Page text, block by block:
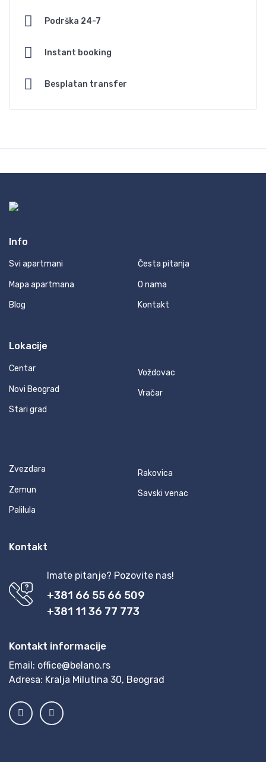
Podrška 24-7
Instant booking
Besplatan transfer
Info
Svi apartmani
Mapa apartmana
Blog
Česta pitanja
O nama
Kontakt
Lokacije
Centar
Novi Beograd
Stari grad
Voždovac
Vračar
Zvezdara
Zemun
Palilula
Rakovica
Savski venac
Kontakt
Imate pitanje? Pozovite nas!
+381 66 55 66 509
+381 11 36 77 773
Kontakt informacije
Email: office@belano.rs
Adresa: Kralja Milutina 30, Beograd